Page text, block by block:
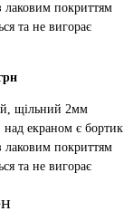
покриттям
та не вигорає
щільний 2мм
екраном є бортик
покриттям
та не вигорає